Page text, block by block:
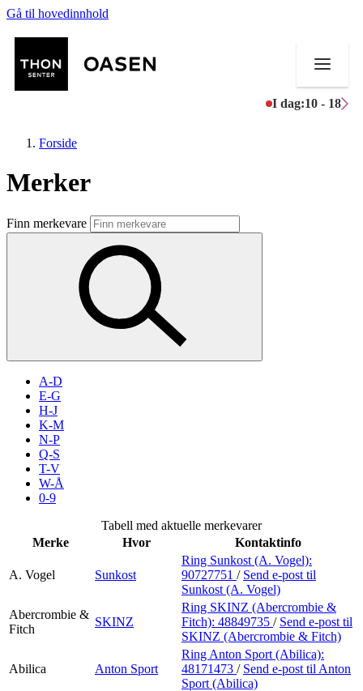
Gå til hovedinnhold
I dag:10 - 18
Butikker
Mat og drikke
Aktiviteter
Inspirasjon
Søk
Praktisk informasjon
Ledige stillinger
Magasin
Gavekort
Finn frem
Forside
Merker
Finn merkevare
A-D
E-G
H-J
K-M
N-P
Q-S
T-V
W-Å
0-9
Tabell med aktuelle merkevarer
Merke
Hvor Kontaktinfo
A. Vogel Sunkost
Ring Sunkost (A. Vogel):
90727751 / Send e-post til
Sunkost (A. Vogel)
Abercrombie &
Fitch
SKINZ
Ring SKINZ (Abercrombie &
Fitch): 48849735 / Send e-post til
SKINZ (Abercrombie & Fitch)
Abilica Anton Sport
Ring Anton Sport (Abilica):
48171473 / Send e-post til Anton
Sport (Abilica)